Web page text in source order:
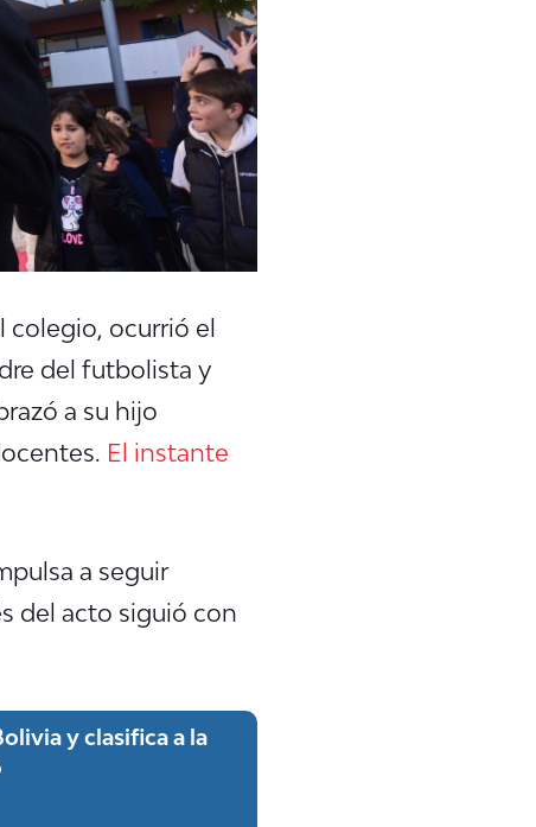
colegio, ocurrió el
del futbolista y
a su hijo
El instante
a seguir
del acto siguió con
y clasifica a la